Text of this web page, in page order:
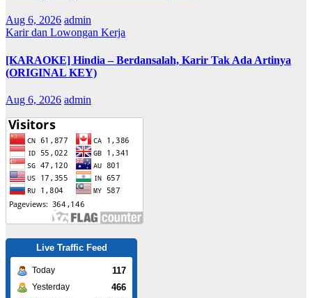
Aug 6, 2026 admin
Karir dan Lowongan Kerja
[KARAOKE] Hindia – Berdansalah, Karir Tak Ada Artinya
(ORIGINAL KEY)
Aug 6, 2026 admin
Live Traffic Feed
Today 117
Yesterday 466